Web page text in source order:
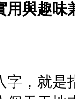
用與趣味
就是指